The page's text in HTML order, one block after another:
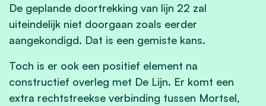
De geplande doortrekking van lijn 22 zal
uiteindelijk niet doorgaan zoals eerder
aangekondigd. Dat is een gemiste kans.
Toch is er ook een positief element na
constructief overleg met De Lijn. Er komt een
extra rechtstreekse verbinding tussen Mortsel,